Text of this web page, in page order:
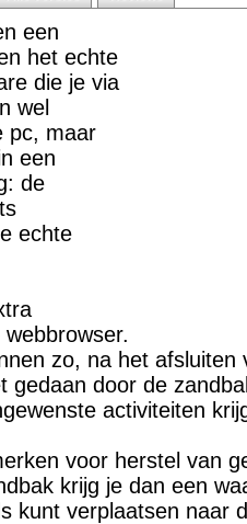
een
het echte
die je via
wel
pc, maar
een
de
echte
zo, na het afsluiten
gedaan door de
activiteiten
voor herstel van
krijg je dan een
kunt verplaatsen naar